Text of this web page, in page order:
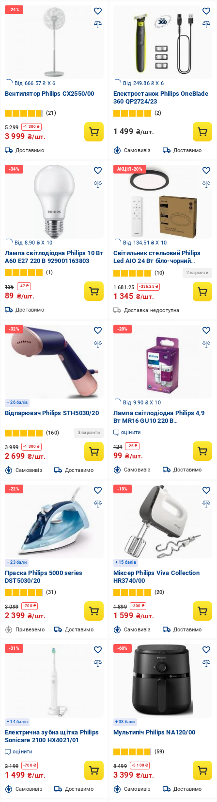
Від 666.57 ₴ X 6
Вентилятор Philips CX2550/00
21
5 299 -1 300 ₴
3 999 ₴/шт.
Доставимо
Від 249.86 ₴ X 6
Електростанок Philips OneBlade
360 QP2724/23
2
1 499 ₴/шт.
Cамовивіз Доставимо
Від 8.90 ₴ X 10
Лампа світлодіодна Philips 10 Вт
A60 E27 220 В 929001163803
1
136 -47 ₴
89 ₴/шт.
Доставимо
Від 134.51 ₴ X 10
Світильник стельовий Philips
Led AIO 24 Вт біло-чорний
929004738801
10 2 варіанти
1 681.25 -336.25₴
1 345 ₴/шт.
Доставка недоступна
+ 26 балів
Відпарювач Philips STH5030/20
160 3 варіанти
3 999 -1 300 ₴
2 699 ₴/шт.
Cамовивіз Доставимо
Від 9.90 ₴ X 10
Лампа світлодіодна Philips 4,9
Вт MR16 GU10 220 В
929002981250
оцінити
124 -25 ₴
99 ₴/шт.
Cамовивіз Доставимо
+ 23 бали
Праска Philips 5000 series
DST5030/20
31
3 099 -700₴
2 399 ₴/шт.
Привеземо Доставимо
+ 15 балів
Міксер Philips Viva Collection
HR3740/00
20
1 899 -300 ₴
1 599 ₴/шт.
Cамовивіз Доставимо
+ 14 балів
Електрична зубна щітка Philips
Sonicare 2100 HX4021/01
оцінити
2 199 -700₴
1 499 ₴/шт.
Cамовивіз Доставимо
+ 33 бали
Мультипіч Philips NA120/00
59
8 499 -5 100 ₴
3 399 ₴/шт.
Cамовивіз Доставимо